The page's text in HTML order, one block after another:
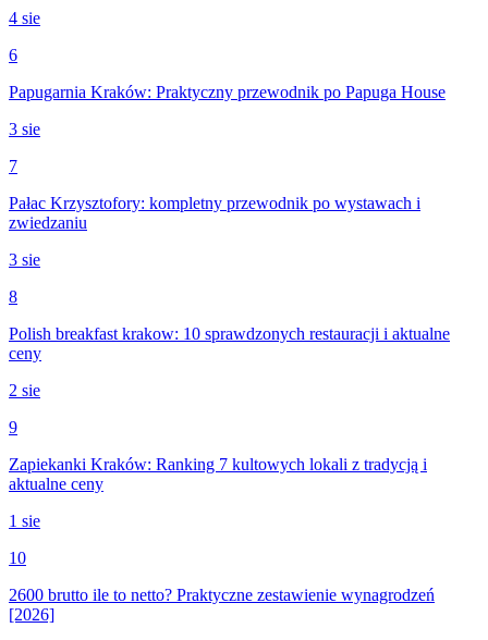
4 sie
6
Papugarnia Kraków: Praktyczny przewodnik po Papuga House
3 sie
7
Pałac Krzysztofory: kompletny przewodnik po wystawach i
zwiedzaniu
3 sie
8
Polish breakfast krakow: 10 sprawdzonych restauracji i aktualne
ceny
2 sie
9
Zapiekanki Kraków: Ranking 7 kultowych lokali z tradycją i
aktualne ceny
1 sie
10
2600 brutto ile to netto? Praktyczne zestawienie wynagrodzeń
[2026]